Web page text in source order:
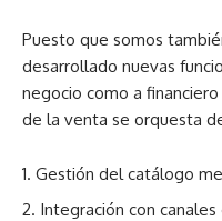
Puesto que somos
desarrollado nuevas
negocio como a
de la venta se orquesta
Gestión del catálogo
Integración con